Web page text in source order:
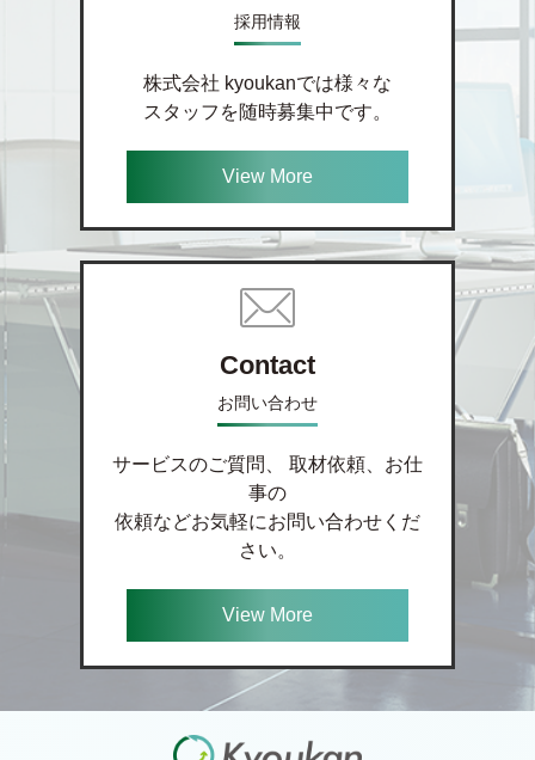
採用情報
株式会社 kyoukanでは様々な
スタッフを随時募集中です。
View More
Contact
お問い合わせ
サービスのご質問、 取材依頼、お仕
事の
依頼などお気軽にお問い合わせくだ
さい。
View More